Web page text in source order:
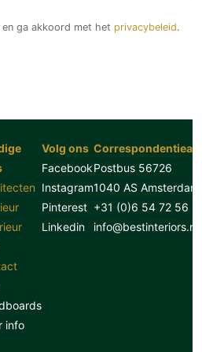
ga akkoord met het privacybeleid.
info
Volg ons
Facebook
Instagram
Pinterest
Linkedin
Postbus 56726
1040 AS Amsterdam
+31 (0)6 54 72 56
info@bestinteriors.nl